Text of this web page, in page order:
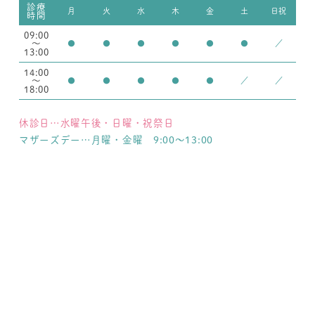
診療
時間 月 火 水 木 金 土 日祝
09:00
～
13:00
● ● ● ● ● ● ／
14:00
～
18:00
● ● ● ● ● ／ ／
休診日…水曜午後・日曜・祝祭日
マザーズデー…月曜・金曜 9:00～13:00